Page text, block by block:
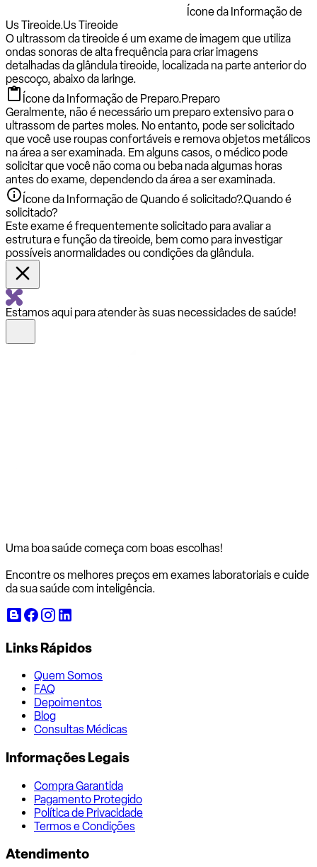
Ícone da Informação de
Us Tireoide.Us Tireoide
O ultrassom da tireoide é um exame de imagem que utiliza
ondas sonoras de alta frequência para criar imagens
detalhadas da glândula tireoide, localizada na parte anterior do
pescoço, abaixo da laringe.
Ícone da Informação de Preparo.Preparo
Geralmente, não é necessário um preparo extensivo para o
ultrassom de partes moles. No entanto, pode ser solicitado
que você use roupas confortáveis e remova objetos metálicos
na área a ser examinada. Em alguns casos, o médico pode
solicitar que você não coma ou beba nada algumas horas
antes do exame, dependendo da área a ser examinada.
Ícone da Informação de Quando é solicitado?.Quando é
solicitado?
Este exame é frequentemente solicitado para avaliar a
estrutura e função da tireoide, bem como para investigar
possíveis anormalidades ou condições da glândula.
Estamos aqui para atender às suas necessidades de saúde!
Uma boa saúde começa com boas escolhas!
Encontre os melhores preços em exames laboratoriais e cuide
da sua saúde com inteligência.
Links Rápidos
Quem Somos
FAQ
Depoimentos
Blog
Consultas Médicas
Informações Legais
Compra Garantida
Pagamento Protegido
Política de Privacidade
Termos e Condições
Atendimento